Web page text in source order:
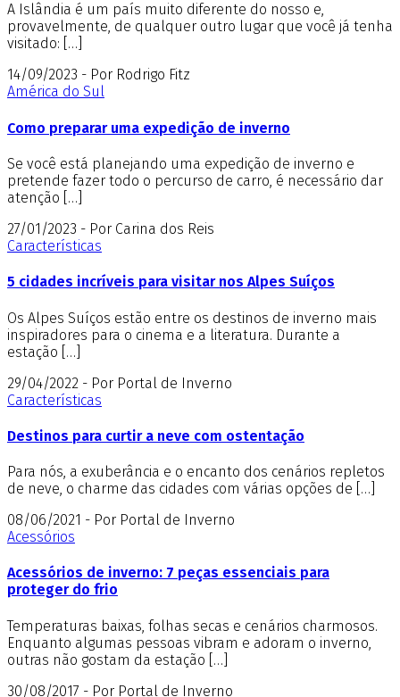
A Islândia é um país muito diferente do nosso e,
provavelmente, de qualquer outro lugar que você já tenha
visitado: […]
14/09/2023 - Por Rodrigo Fitz
América do Sul
Como preparar uma expedição de inverno
Se você está planejando uma expedição de inverno e
pretende fazer todo o percurso de carro, é necessário dar
atenção […]
27/01/2023 - Por Carina dos Reis
Características
5 cidades incríveis para visitar nos Alpes Suíços
Os Alpes Suíços estão entre os destinos de inverno mais
inspiradores para o cinema e a literatura. Durante a
estação […]
29/04/2022 - Por Portal de Inverno
Características
Destinos para curtir a neve com ostentação
Para nós, a exuberância e o encanto dos cenários repletos
de neve, o charme das cidades com várias opções de […]
08/06/2021 - Por Portal de Inverno
Acessórios
Acessórios de inverno: 7 peças essenciais para
proteger do frio
Temperaturas baixas, folhas secas e cenários charmosos.
Enquanto algumas pessoas vibram e adoram o inverno,
outras não gostam da estação […]
30/08/2017 - Por Portal de Inverno